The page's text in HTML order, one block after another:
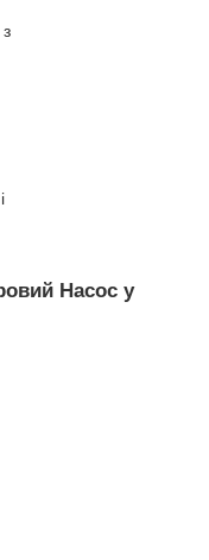
Насос у